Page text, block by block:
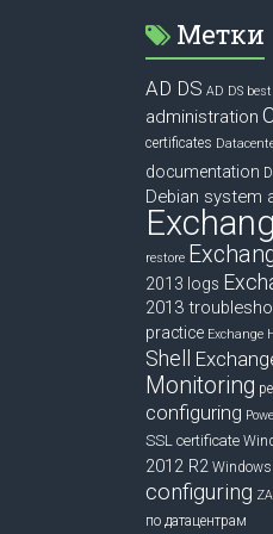
Метки
AD DS AD DS
administration
certificates
documentation
Debian system
restore
2013 logs
2013
practice Exchange
Shell
Monitoring
configuring
SSL certificate
2012 R2 Windows
configuring
по датацентрам